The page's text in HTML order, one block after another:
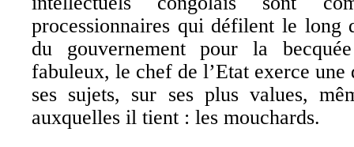
processionnaires qui défilent le long
du gouvernement pour la
fabuleux, le chef de l’Etat exerce
ses sujets, sur ses plus values,
auxquelles il tient : les mouchards.